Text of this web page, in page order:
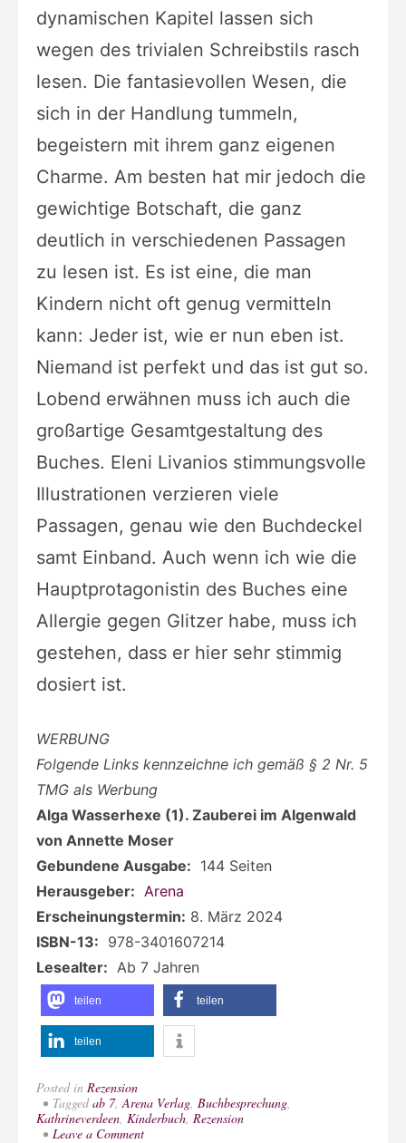
dynamischen Kapitel lassen sich
wegen des trivialen Schreibstils rasch
lesen. Die fantasievollen Wesen, die
sich in der Handlung tummeln,
begeistern mit ihrem ganz eigenen
Charme. Am besten hat mir jedoch die
gewichtige Botschaft, die ganz
deutlich in verschiedenen Passagen
zu lesen ist. Es ist eine, die man
Kindern nicht oft genug vermitteln
kann: Jeder ist, wie er nun eben ist.
Niemand ist perfekt und das ist gut so.
Lobend erwähnen muss ich auch die
großartige Gesamtgestaltung des
Buches. Eleni Livanios stimmungsvolle
Illustrationen verzieren viele
Passagen, genau wie den Buchdeckel
samt Einband. Auch wenn ich wie die
Hauptprotagonistin des Buches eine
Allergie gegen Glitzer habe, muss ich
gestehen, dass er hier sehr stimmig
dosiert ist.
WERBUNG
Folgende Links kennzeichne ich gemäß § 2 Nr. 5
TMG als Werbung
Alga Wasserhexe (1). Zauberei im Algenwald
von Annette Moser
Gebundene Ausgabe: 144 Seiten
Herausgeber: Arena
Erscheinungstermin: 8. März 2024
ISBN-13: 978-3401607214
Lesealter: Ab 7 Jahren
teilen teilen
teilen
Posted in Rezension
Taggedab 7,Arena Verlag, Buchbesprechung,
Kathrineverdeen, Kinderbuch, Rezension
Leave a Commenton